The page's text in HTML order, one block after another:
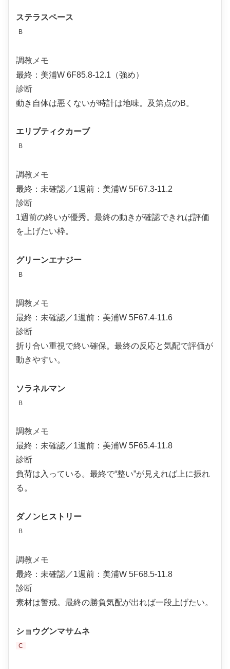
ステラスペース
B
調教メモ
最終：美浦W 6F85.8-12.1（強め）
診断
動き自体は悪くないが時計は地味。及第点のB。
エリプティクカーブ
B
調教メモ
最終：未確認／1週前：美浦W 5F67.3-11.2
診断
1週前の終いが優秀。最終の動きが確認できれば評価
を上げたい枠。
グリーンエナジー
B
調教メモ
最終：未確認／1週前：美浦W 5F67.4-11.6
診断
折り合い重視で終い確保。最終の反応と気配で評価が
動きやすい。
ソラネルマン
B
調教メモ
最終：未確認／1週前：美浦W 5F65.4-11.8
診断
負荷は入っている。最終で“整い”が見えれば上に振れ
る。
ダノンヒストリー
B
調教メモ
最終：未確認／1週前：美浦W 5F68.5-11.8
診断
素材は警戒。最終の勝負気配が出れば一段上げたい。
ショウグンマサムネ
C